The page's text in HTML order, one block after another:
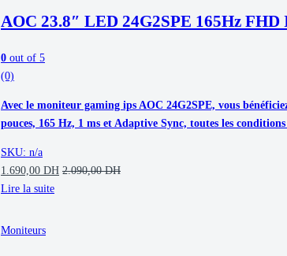
AOC 23.8″ LED 24G2SPE 165Hz FHD
0 out of 5
(0)
Avec le moniteur gaming ips AOC 24G2SPE, vous
pouces, 165 Hz, 1 ms et Adaptive Sync, toutes les
SKU: n/a
1.690,00 DH 2.090,00DH
Lire la suite
Moniteurs